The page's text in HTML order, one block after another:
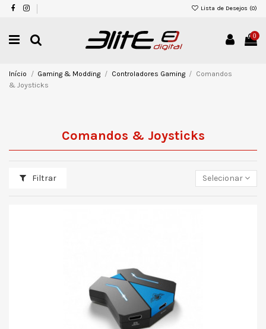
Lista de Desejos (0)
0
Início Gaming & Modding Controladores Gaming
Comandos
& Joysticks
Comandos & Joysticks
Filtrar Selecionar